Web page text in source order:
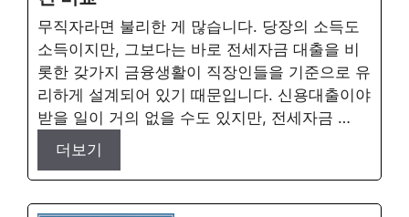
무직자라면 불리한 게 많습니다. 당장의 소득도
소득이지만, 그보다는 바로 전세자금 대출을 비
롯한 갖가지 금융생활이 직장인들을 기준으로 유
리하게 설계되어 있기 때문입니다. 신용대출이야
받을 일이 거의 없을 수도 있지만, 전세자금 …
더보기